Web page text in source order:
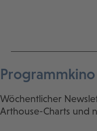
Wöchentlicher
Arthouse-Charts und